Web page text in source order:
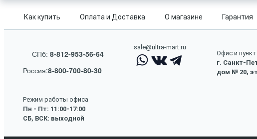
Как купить Оплата и Доставка О магазине Гарантия
СПб: 8-812-953-56-64
Россия:8-800-700-80-30
sale@ultra-mart.ru
Офис и
г. Санкт-
дом № 20,
Режим работы офиса
Пн - Пт: 11:00-17:00
СБ, ВСК: выходной